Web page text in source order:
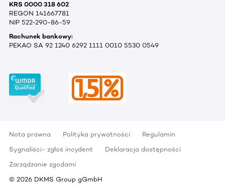
KRS 0000 318 602
REGON 141667781
NIP 522-290-86-59
Rachunek bankowy:
PEKAO SA 92 1240 6292 1111 0010 5530 0549
Nota prawna Polityka prywatności
Regulamin
Sygnaliści- zgłoś incydent
Deklaracja dostępności
Zarządzanie zgodami
© 2026 DKMS Group gGmbH